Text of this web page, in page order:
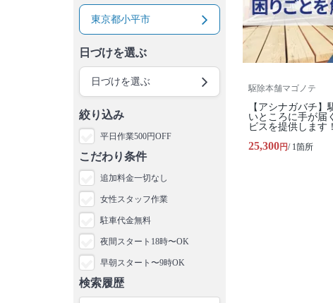
東京都小平市
日づけを選ぶ
日づけを選ぶ
絞り込み
平日作業500円OFF
こだわり条件
追加料金一切なし
女性スタッフ作業
駐車代金無料
夜間スタート18時〜OK
早朝スタート〜9時OK
検索履歴
駆除本舗マゴノテ
【アシナガバチ
いところに手が届
ビスを提供します！
25,300円/ 1箇所